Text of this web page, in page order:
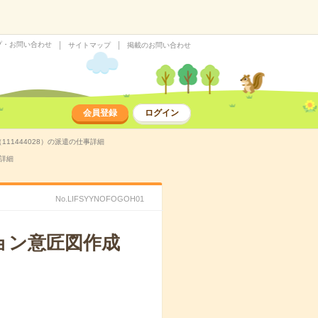
・お問い合わせ サイトマップ 掲載のお問い合わせ
会員登録 ログイン
111444028）の派遣の仕事詳細
細
No.LIFSYYNOFOGOH01
ン意匠図作成